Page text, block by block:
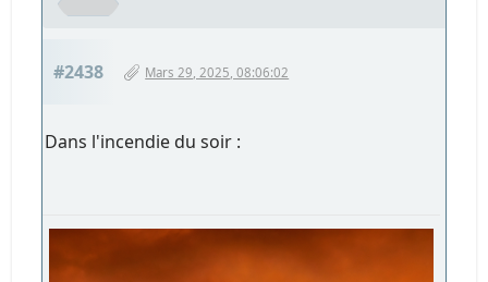
#2438 Mars 29, 2025, 08:06:02
Dans l'incendie du soir :